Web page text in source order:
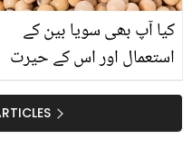
کیا آپ بھی سویا بین کے
استعمال اور اس کے حیرت
ہیں؟ جانیں اس میں چھپے
صحت کے ڈھیروں راز تاکہ